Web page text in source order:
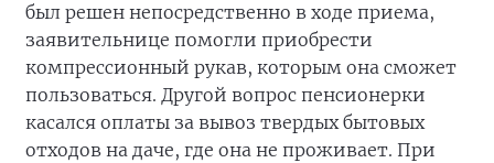
был решен непосредственно в ходе приема,
заявительнице помогли приобрести
компрессионный рукав, которым она сможет
пользоваться. Другой вопрос пенсионерки
касался оплаты за вывоз твердых бытовых
отходов на даче, где она не проживает. При